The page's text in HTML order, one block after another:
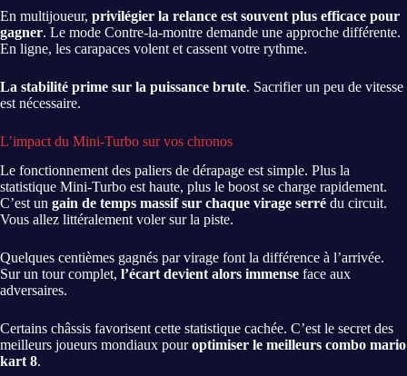
En multijoueur, privilégier la relance est souvent plus efficace pour
gagner. Le mode Contre-la-montre demande une approche différente.
En ligne, les carapaces volent et cassent votre rythme.
La stabilité prime sur la puissance brute. Sacrifier un peu de vitesse
est nécessaire.
L’impact du Mini-Turbo sur vos chronos
Le fonctionnement des paliers de dérapage est simple. Plus la
statistique Mini-Turbo est haute, plus le boost se charge rapidement.
C’est un gain de temps massif sur chaque virage serré du circuit.
Vous allez littéralement voler sur la piste.
Quelques centièmes gagnés par virage font la différence à l’arrivée.
Sur un tour complet, l’écart devient alors immense face aux
adversaires.
Certains châssis favorisent cette statistique cachée. C’est le secret des
meilleurs joueurs mondiaux pouroptimiser le meilleurs combo mario
kart 8.